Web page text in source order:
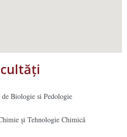
de Biologie si Pedologie
şi Tehnologie Chimică